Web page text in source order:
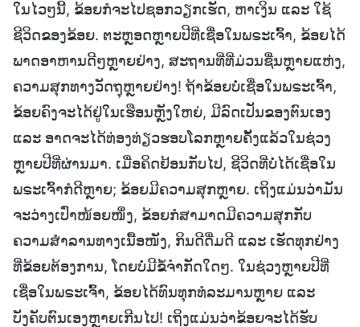
ໃນໄວໆນີ້, ຂ້ອຍກໍຈະໄປຊອກວຽກເຮັດ, ຫາເງິນ ແລະ ໃຊ້
ຊີວິດຂອງຂ້ອຍ. ຕະຫຼອດຫຼາຍປີທີ່ເຊື່ອໃນພຣະເຈົ້າ, ຂ້ອຍໄດ້
ພາດອາຫານດີໆຫຼາຍຢ່າງ, ສະຖານທີ່ທີ່ມ່ວນຊື່ນຫຼາຍແຫ່ງ,
ຄວາມສຸກທາງວັດຖຸຫຼາຍຢ່າງ! ຖ້າຂ້ອຍບໍ່ເຊື່ອໃນພຣະເຈົ້າ,
ຂ້ອຍຄົງຈະໄດ້ຢູ່ໃນເຮືອນຫຼັງໃຫຍ່, ມີລົດເປັນຂອງຕົນເອງ
ແລະ ອາດຈະໄດ້ທ່ອງທ່ຽວຮອບໂລກຫຼາຍຄັ້ງແລ້ວໃນຊ່ວງ
ຫຼາຍປີທີ່ຜ່ານມາ. ເມື່ອຄິດຢ້ອນກັບໄປ, ຊີວິດທີ່ບໍ່ໄດ້ເຊື່ອໃນ
ພຣະເຈົ້າກໍດີຫຼາຍ; ຂ້ອຍມີຄວາມສຸກຫຼາຍ. ເຖິງແມ່ນວ່າມັນ
ຈະວ່າງເປົ່າໜ້ອຍໜຶ່ງ, ຂ້ອຍກໍສາມາດມີຄວາມສຸກກັບ
ຄວາມສຳລານທາງເນື້ອໜັງ, ກິນດີດື່ມດີ ແລະ ເຮັດທຸກຢ່າງ
ທີ່ຂ້ອຍຕ້ອງການ, ໂດຍບໍ່ມີຂໍ້ຈຳກັດໃດໆ. ໃນຊ່ວງຫຼາຍປີທີ່
ເຊື່ອໃນພຣະເຈົ້າ, ຂ້ອຍໄດ້ທົນທຸກທໍລະມານຫຼາຍ ແລະ
ບັງຄັບຕົນເອງຫຼາຍເກີນໄປ! ເຖິງແມ່ນວ່າຂ້ອຍຈະໄດ້ຮັບ